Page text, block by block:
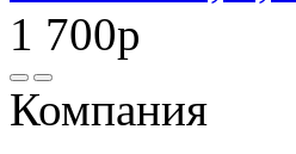
1 700р
Компания